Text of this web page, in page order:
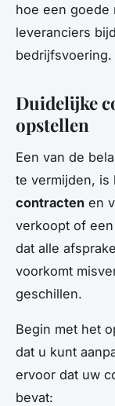
hoe een goede
leveranciers
bedrijfsvoering.
Duidelijke
opstellen
Een van de
te vermijden, is
contracten en
verkoopt of
dat alle
voorkomt
geschillen.
Begin met het
dat u kunt
ervoor dat uw
bevat: